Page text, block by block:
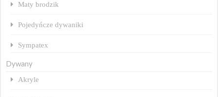
Maty brodzik
Pojedyńcze dywaniki
Sympatex
Dywany
Akryle